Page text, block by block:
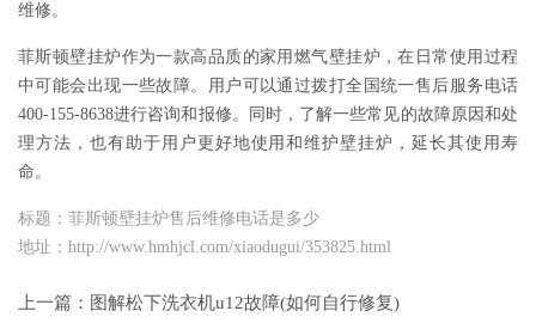
维修。
菲斯顿壁挂炉作为一款高品质的家用燃气壁挂炉，在日常使用过程
中可能会出现一些故障。用户可以通过拨打全国统一售后服务电话
400-155-8638进行咨询和报修。同时，了解一些常见的故障原因和处
理方法，也有助于用户更好地使用和维护壁挂炉，延长其使用寿
命。
标题：菲斯顿壁挂炉售后维修电话是多少
地址：http://www.hmhjcl.com/xiaodugui/353825.html
上一篇： 图解松下洗衣机u12故障(如何自行修复)